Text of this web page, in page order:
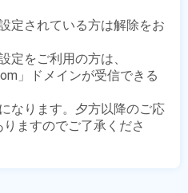
定されている方は解除をお
定をご利用の方は、
」ドメインが受信できる
なります。夕方以降のご応
ますのでご了承くださ